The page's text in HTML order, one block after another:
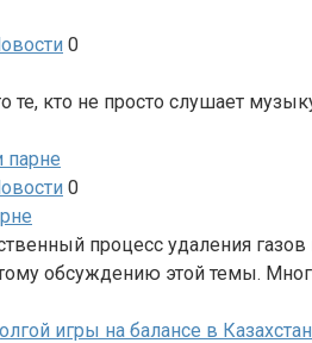
0
те, кто не просто слушает
парне
0
процесс удаления
обсуждению этой темы.
игры на балансе в